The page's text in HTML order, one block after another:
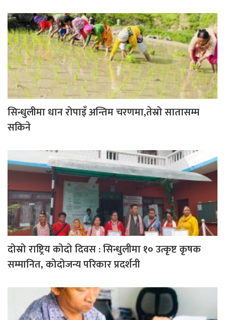
सिन्धुलीमा धान रोपाइँ अन्तिम चरणमा,तेस्रो सातासम्म
सकिने
दोस्रो राष्ट्रिय कोदो दिवस : सिन्धुलीमा १० उत्कृष्ट कृषक
सम्मानित, कोदोजन्य परिकार प्रदर्शनी